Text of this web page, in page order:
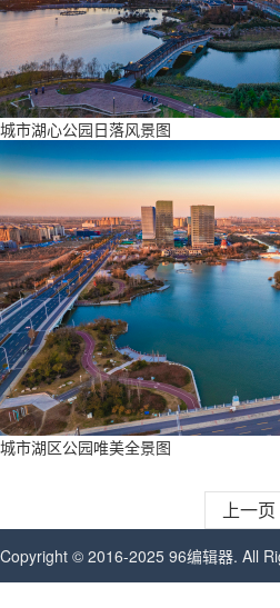
城市湖心公园日落风景图
城市湖区公园唯美全景图
上一页
Copyright © 2016-2025 96编辑器. All